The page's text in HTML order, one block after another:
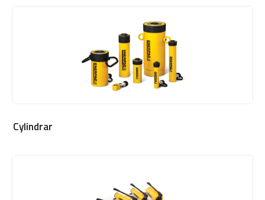
Cylindrar